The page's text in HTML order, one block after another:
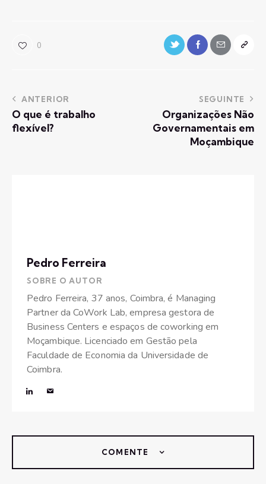
0
ANTERIOR
O que é trabalho
flexível?
SEGUINTE
Organizações Não
Governamentais em
Moçambique
Pedro Ferreira
SOBRE O AUTOR
Pedro Ferreira, 37 anos, Coimbra, é Managing
Partner da CoWork Lab, empresa gestora de
Business Centers e espaços de coworking em
Moçambique. Licenciado em Gestão pela
Faculdade de Economia da Universidade de
Coimbra.
COMENTE